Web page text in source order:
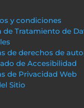
y condiciones
de Tratamiento de
de derechos de
de Accesibilidad
de Privacidad Web
Sitio